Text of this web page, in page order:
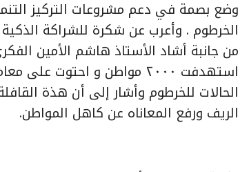
وضع بصمة في دعم مشروعات التركيز
الخرطوم . وأعرب عن شكرة للشراكة
من جانبة أشاد الأستاذ هاشم الأمين
استهدفت ٢٠٠٠ مواطن و
الحالات للخرطوم وأشار إلى أن هذة
الريف ورفع المعاناه عن كاهل المواطن.